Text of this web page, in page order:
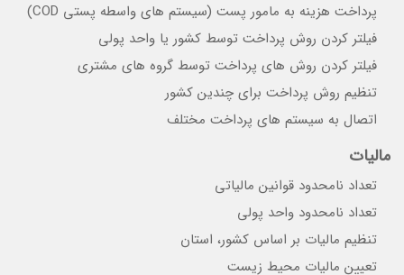
پرداخت هزینه به مامور پست (سیستم های واسطه پستی COD)
فیلتر کردن روش پرداخت توسط کشور یا واحد پولی
فیلتر کردن روش های پرداخت توسط گروه های مشتری
تنظیم روش پرداخت برای چندین کشور
اتصال به سیستم های پرداخت مختلف
مالیات
تعداد نامحدود قوانین مالیاتی
تعداد نامحدود واحد پولی
تنظیم مالیات بر اساس کشور، استان
تعیین مالیات محیط زیست